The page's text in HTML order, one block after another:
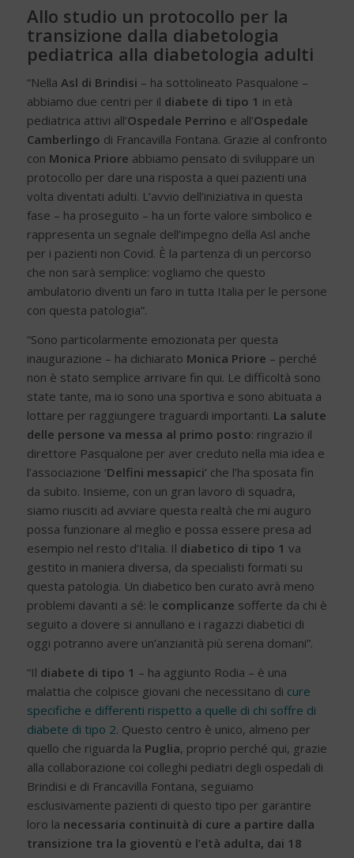
Allo studio un protocollo per la
transizione dalla diabetologia
pediatrica alla diabetologia adulti
“Nella Asl di Brindisi – ha sottolineato Pasqualone –
abbiamo due centri per il diabete di tipo 1 in età
pediatrica attivi all’Ospedale Perrino e all’Ospedale
Camberlingo di Francavilla Fontana. Grazie al confronto
con Monica Priore abbiamo pensato di sviluppare un
protocollo per dare una risposta a quei pazienti una
volta diventati adulti. L’avvio dell’iniziativa in questa
fase – ha proseguito – ha un forte valore simbolico e
rappresenta un segnale dell’impegno della Asl anche
per i pazienti non Covid. È la partenza di un percorso
che non sarà semplice: vogliamo che questo
ambulatorio diventi un faro in tutta Italia per le persone
con questa patologia”.
“Sono particolarmente emozionata per questa
inaugurazione – ha dichiarato Monica Priore – perché
non è stato semplice arrivare fin qui. Le difficoltà sono
state tante, ma io sono una sportiva e sono abituata a
lottare per raggiungere traguardi importanti. La salute
delle persone va messa al primo posto: ringrazio il
direttore Pasqualone per aver creduto nella mia idea e
l’associazione ‘Delfini messapici’che l’ha sposata fin
da subito. Insieme, con un gran lavoro di squadra,
siamo riusciti ad avviare questa realtà che mi auguro
possa funzionare al meglio e possa essere presa ad
esempio nel resto d’Italia. Il diabetico di tipo 1 va
gestito in maniera diversa, da specialisti formati su
questa patologia. Un diabetico ben curato avrà meno
problemi davanti a sé: le complicanze sofferte da chi è
seguito a dovere si annullano e i ragazzi diabetici di
oggi potranno avere un’anzianità più serena domani”.
“Il diabete di tipo 1 – ha aggiunto Rodia – è una
malattia che colpisce giovani che necessitano di cure
specifiche e differenti rispetto a quelle di chi soffre di
diabete di tipo 2. Questo centro è unico, almeno per
quello che riguarda la Puglia, proprio perché qui, grazie
alla collaborazione coi colleghi pediatri degli ospedali di
Brindisi e di Francavilla Fontana, seguiamo
esclusivamente pazienti di questo tipo per garantire
loro la necessaria continuità di cure a partire dalla
transizione tra la gioventù e l’età adulta, dai 18